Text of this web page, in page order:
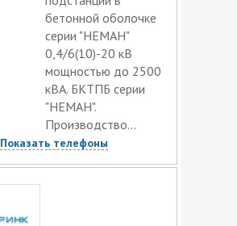
бетонной оболочке
серии "НЕМАН"
0,4/6(10)-20 кВ
мощностью до 2500
кВА. БКТПБ серии
"НЕМАН".
Производство...
Показать телефоны